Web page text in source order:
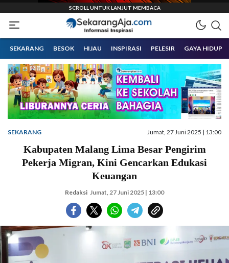
Sekarangaja
Informasi Inspirasi Malang Raya
SEKARANG BESOK HIJAU INSPIRASI PELESIR GAYA HIDUP
SEKARANG Jumat, 27 Juni 2025 | 13:00
Kabupaten Malang Lima Besar Pengirim
Pekerja Migran, Kini Gencarkan Edukasi
Keuangan
Redaksi Jumat, 27 Juni 2025 | 13:00